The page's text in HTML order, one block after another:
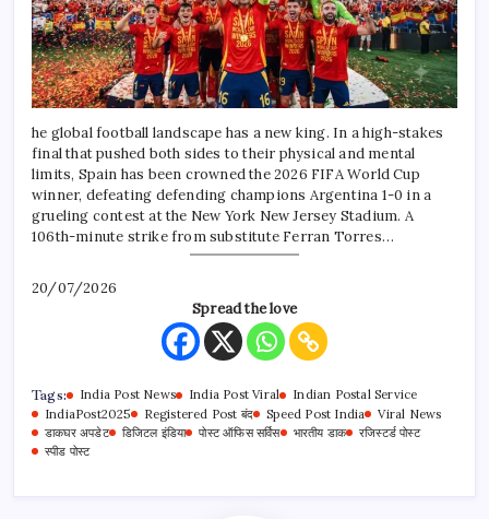
he global football landscape has a new king. In a high-stakes
final that pushed both sides to their physical and mental
limits, Spain has been crowned the 2026 FIFA World Cup
winner, defeating defending champions Argentina 1-0 in a
grueling contest at the New York New Jersey Stadium. A
106th-minute strike from substitute Ferran Torres…
20/07/2026
Spread the love
Tags: India Post News India Post Viral
Indian Postal Service
IndiaPost2025
Registered Post बंद Speed Post India
Viral News
डाकघर अपडेट
डिजिटल इंडिया पोस्ट ऑफिस सर्विस भारतीय डाक
रजिस्टर्ड पोस्ट
स्पीड पोस्ट